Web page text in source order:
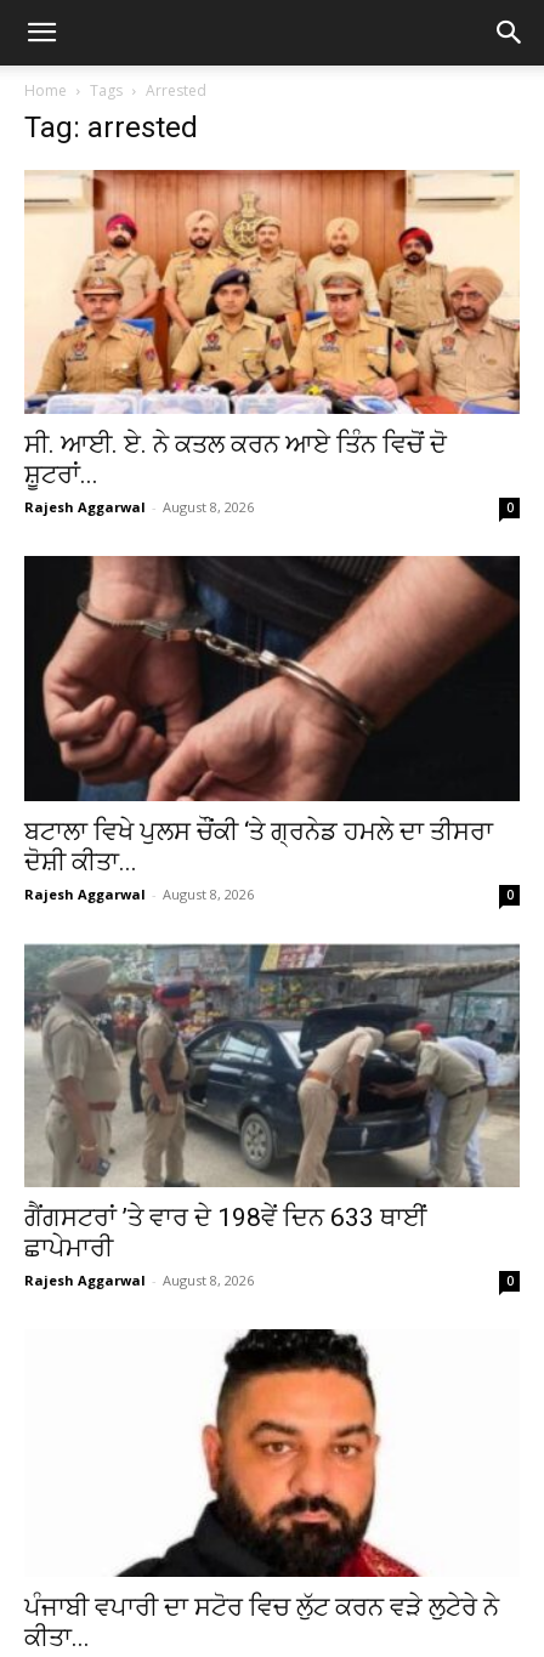
Home Tags Arrested
Tag: arrested
ਸੀ. ਆਈ. ਏ. ਨੇ ਕਤਲ ਕਰਨ ਆਏ ਤਿੰਨ ਵਿਚੋਂ ਦੋ
ਸ਼ੂਟਰਾਂ...
Rajesh Aggarwal - August 8, 2026 0
ਬਟਾਲਾ ਵਿਖੇ ਪੁਲਸ ਚੌਂਕੀ ‘ਤੇ ਗ੍ਰਨੇਡ ਹਮਲੇ ਦਾ ਤੀਸਰਾ
ਦੋਸ਼ੀ ਕੀਤਾ...
Rajesh Aggarwal - August 8, 2026 0
ਗੈਂਗਸਟਰਾਂ ’ਤੇ ਵਾਰ ਦੇ 198ਵੇਂ ਦਿਨ 633 ਥਾਈਂ
ਛਾਪੇਮਾਰੀ
Rajesh Aggarwal - August 8, 2026 0
ਪੰਜਾਬੀ ਵਪਾਰੀ ਦਾ ਸਟੋਰ ਵਿਚ ਲੁੱਟ ਕਰਨ ਵੜੇ ਲੁਟੇਰੇ ਨੇ
ਕੀਤਾ...